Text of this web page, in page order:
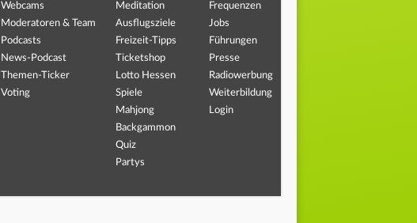
Webcams
Moderatoren & Team
Podcasts
News-Podcast
Themen-Ticker
Voting
Meditation
Ausflugsziele
Freizeit-Tipps
Ticketshop
Lotto Hessen
Spiele
Mahjong
Backgammon
Quiz
Partys
Frequenzen
Jobs
Führungen
Presse
Radiowerbung
Weiterbildung
Login